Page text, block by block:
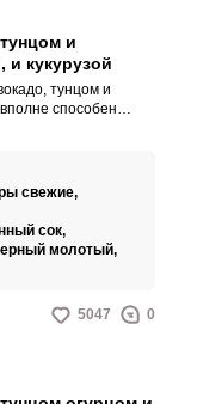
и
и кукурузой
тунцом и
вполне способен
рамки практически
свежие,
сок,
молотый,
5047 0